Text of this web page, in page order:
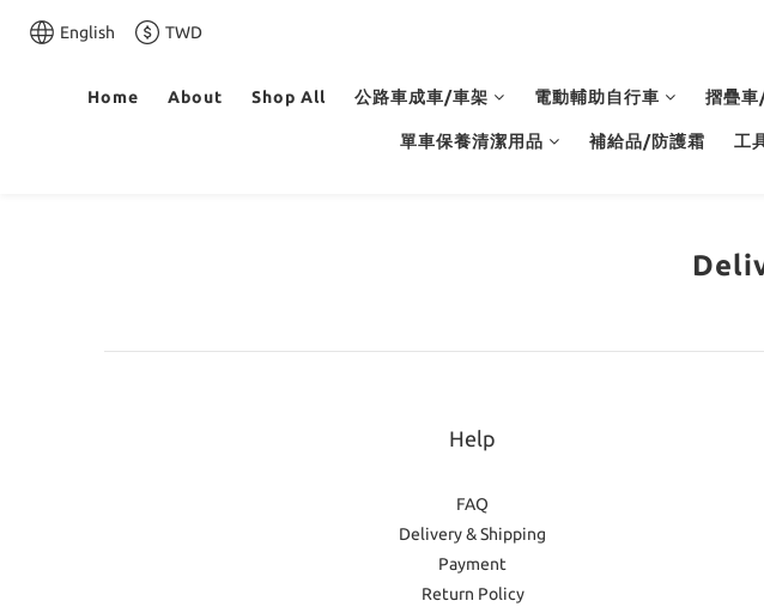
English TWD
Home About Shop All 公路車成車/車架 電動輔助自行車 摺疊
單車保養清潔用品 補給品/防護霜 工
Help
FAQ
Delivery & Shipping
Payment
Return Policy